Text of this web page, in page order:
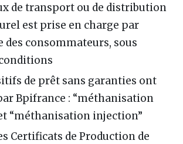
de transport ou de distribution
est prise en charge par
des consommateurs, sous
de prêt sans garanties ont
Bpifrance : “méthanisation
“méthanisation injection”
Certificats de Production de